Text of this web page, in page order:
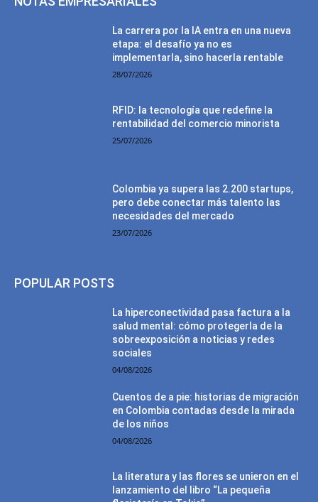
La carrera por la IA entra en una nueva
etapa: el desafío ya no es
implementarla, sino hacerla rentable
28/07/2026
RFID: la tecnología que redefine la
rentabilidad del comercio minorista
25/07/2026
Colombia ya supera las 2.200 startups,
pero debe conectar más talento las
necesidades del mercado
23/07/2026
POPULAR POSTS
La hiperconectividad pasa factura a la
salud mental: cómo protegerla de la
sobreexposición a noticias y redes
sociales
04/08/2026
Cuentos de a pie: historias de migración
en Colombia contadas desde la mirada
de los niños
04/08/2026
La literatura y las flores se unieron en el
lanzamiento del libro “La pequeña